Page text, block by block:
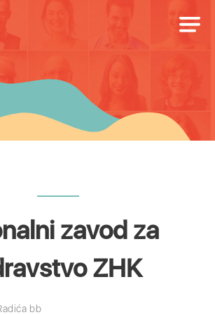
zavod za
ZHK
bb